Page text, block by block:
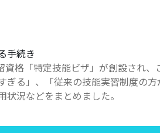
資格「特定技能ビザ」が創設され
ぎる」、「従来の技能実習制度の
状況などをまとめました。